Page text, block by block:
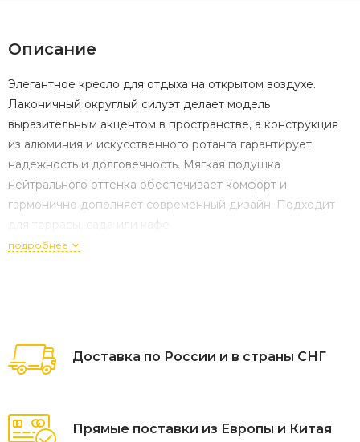
Описание
Элегантное кресло для отдыха на открытом воздухе.
Лаконичный округлый силуэт делает модель
выразительным акцентом в пространстве, а конструкция
из алюминия и искусственного ротанга гарантирует
надёжность и долговечность. Мягкая подушка
нейтрального оттенка обеспечивает комфорт и
гармонично дополняет современный дизайн. Подходит
для террасы, сада или кафе
подробнее
Доставка по России и в страны СНГ
Прямые поставки из Европы и Китая